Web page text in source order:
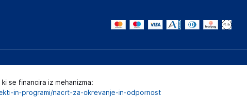
se financira iz mehanizma:
in-programi/nacrt-za-okrevanje-in-odpornost